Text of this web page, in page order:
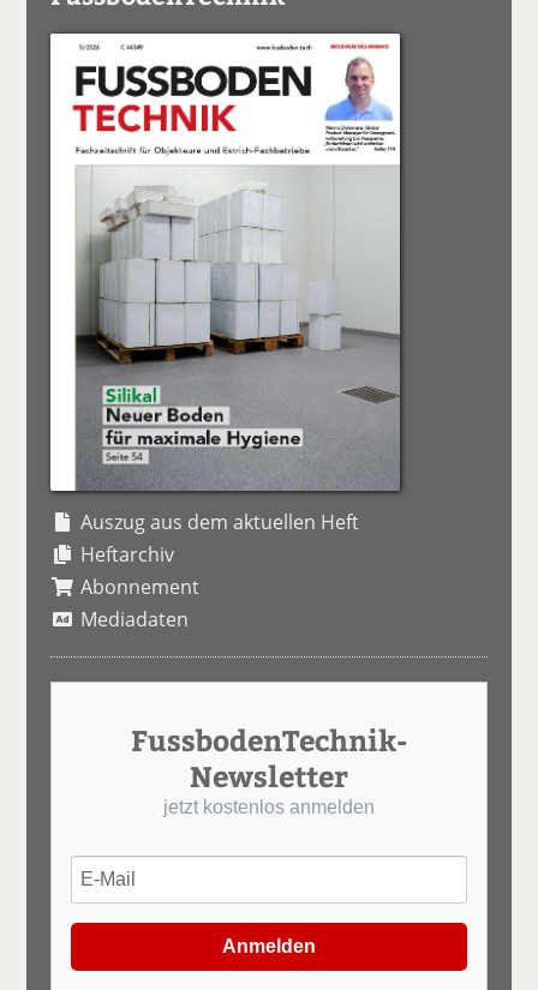
Auszug aus dem aktuellen Heft
Heftarchiv
Abonnement
Mediadaten
FussbodenTechnik-
Newsletter
jetzt kostenlos anmelden
Anmelden